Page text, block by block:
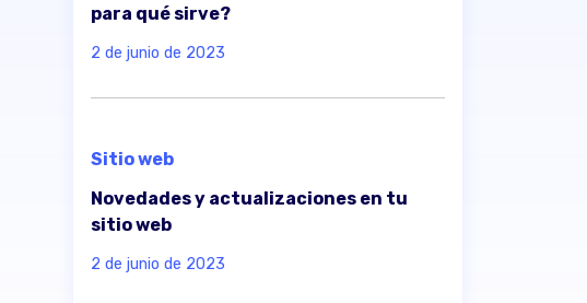
para qué sirve?
2 de junio de 2023
Sitio web
Novedades y actualizaciones en tu
sitio web
2 de junio de 2023